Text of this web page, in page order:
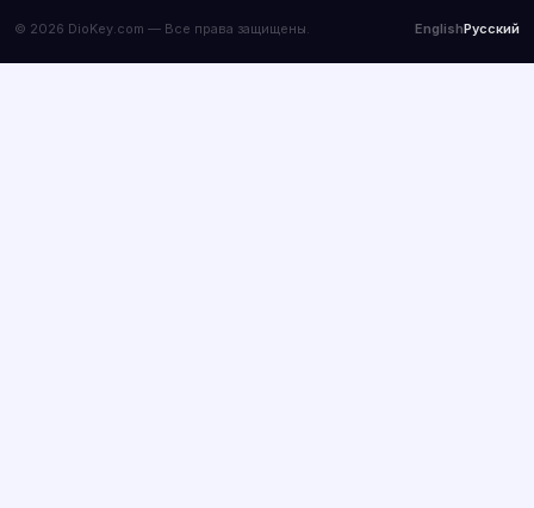
© 2026 DioKey.com — Все права защищены. EnglishРусский